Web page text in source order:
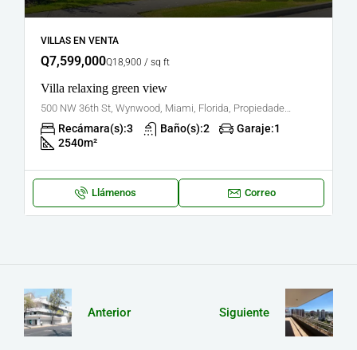
VILLAS EN VENTA
Q7,599,000Q18,900 / sq ft
Villa relaxing green view
500 NW 36th St, Wynwood, Miami, Florida, Propiedades en los Estados Unidos
Recámara(s):3 Baño(s):2 Garaje:1
2540m²
Llámenos Correo
Anterior Siguiente